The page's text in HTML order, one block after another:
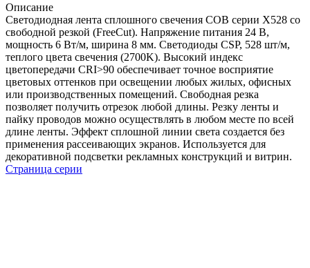
Описание
Светодиодная лента сплошного свечения COB серии X528 со
свободной резкой (FreeCut). Напряжение питания 24 В,
мощность 6 Вт/м, ширина 8 мм. Светодиоды CSP, 528 шт/м,
теплого цвета свечения (2700K). Высокий индекс
цветопередачи CRI>90 обеспечивает точное восприятие
цветовых оттенков при освещении любых жилых, офисных
или производственных помещений. Свободная резка
позволяет получить отрезок любой длины. Резку ленты и
пайку проводов можно осуществлять в любом месте по всей
длине ленты. Эффект сплошной линии света создается без
применения рассеивающих экранов. Используется для
декоративной подсветки рекламных конструкций и витрин.
Страница серии